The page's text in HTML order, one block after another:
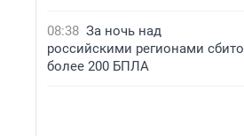
08:38 За ночь над
российскими регионами сбито
более 200 БПЛА